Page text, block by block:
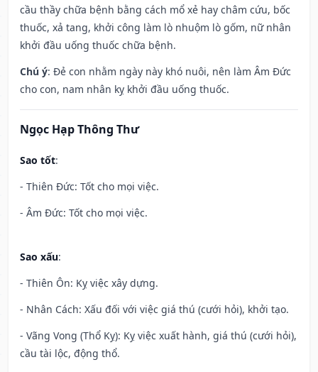
cầu thầy chữa bệnh bằng cách mổ xẻ hay châm cứu, bốc
thuốc, xả tang, khởi công làm lò nhuộm lò gốm, nữ nhân
khởi đầu uống thuốc chữa bệnh.
Chú ý: Đẻ con nhằm ngày này khó nuôi, nên làm Âm Đức
cho con, nam nhân kỵ khởi đầu uống thuốc.
Ngọc Hạp Thông Thư
Sao tốt:
- Thiên Đức: Tốt cho mọi việc.
- Âm Đức: Tốt cho mọi việc.
Sao xấu:
- Thiên Ôn: Kỵ việc xây dựng.
- Nhân Cách: Xấu đối với việc giá thú (cưới hỏi), khởi tạo.
- Vãng Vong (Thổ Kỵ): Kỵ việc xuất hành, giá thú (cưới hỏi),
cầu tài lộc, động thổ.